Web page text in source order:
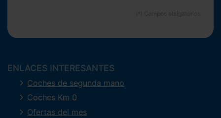
ENLACES INTERESANTES
Coches de segunda mano
Coches Km 0
Ofertas del mes